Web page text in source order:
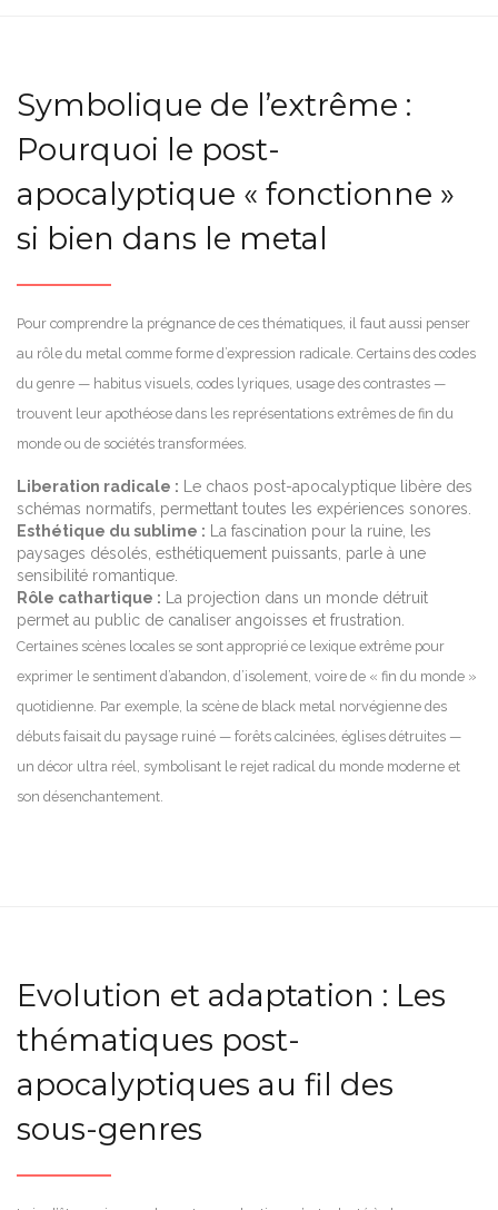
Symbolique de l’extrême :
Pourquoi le post-
apocalyptique « fonctionne »
si bien dans le metal
Pour comprendre la prégnance de ces thématiques, il faut aussi penser
au rôle du metal comme forme d’expression radicale. Certains des codes
du genre — habitus visuels, codes lyriques, usage des contrastes —
trouvent leur apothéose dans les représentations extrêmes de fin du
monde ou de sociétés transformées.
Liberation radicale : Le chaos post-apocalyptique libère des
schémas normatifs, permettant toutes les expériences sonores.
Esthétique du sublime : La fascination pour la ruine, les
paysages désolés, esthétiquement puissants, parle à une
sensibilité romantique.
Rôle cathartique : La projection dans un monde détruit
permet au public de canaliser angoisses et frustration.
Certaines scènes locales se sont approprié ce lexique extrême pour
exprimer le sentiment d’abandon, d’isolement, voire de « fin du monde »
quotidienne. Par exemple, la scène de black metal norvégienne des
débuts faisait du paysage ruiné — forêts calcinées, églises détruites —
un décor ultra réel, symbolisant le rejet radical du monde moderne et
son désenchantement.
Evolution et adaptation : Les
thématiques post-
apocalyptiques au fil des
sous-genres